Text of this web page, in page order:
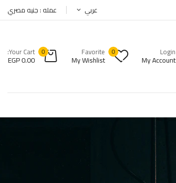
عربي عمله : جنيه مصري
Login
My Account
0
Favorite
My Wishlist
0
Your Cart:
EGP0.00